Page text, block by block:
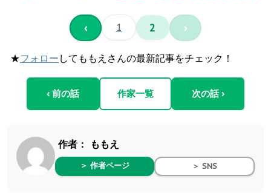
‹ 1 2 ›
★フォロー してももえさんの最新記事をチェック！
‹ 前の話 作家一覧 次の話 ›
作者： ももえ
＞ 作者ページ ＞ SNS